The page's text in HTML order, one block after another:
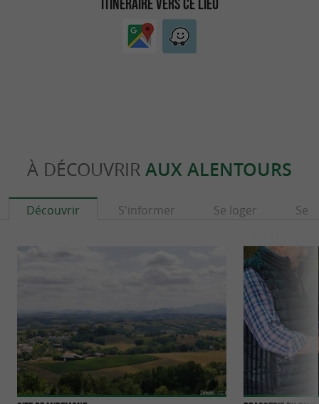
À DÉCOUVRIR AUX ALENTOURS
Découvrir S'informer Se loger Se